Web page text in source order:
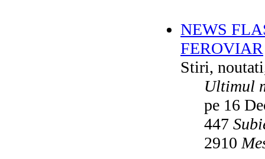
NEWS
FEROVIAR
Stiri,
Ultimul
pe 16
447
2910